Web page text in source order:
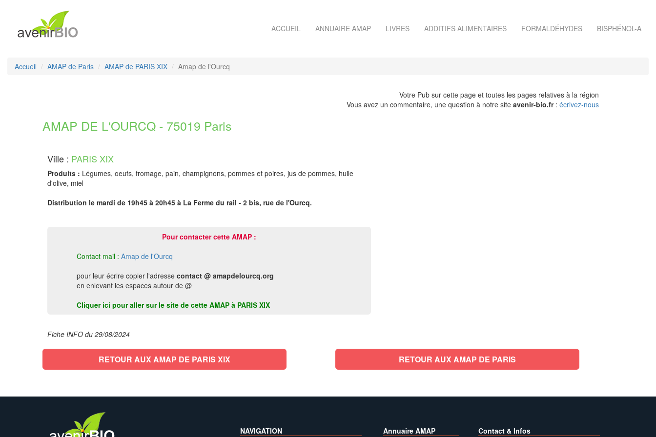
ACCUEIL ANNUAIRE AMAP LIVRES ADDITIFS ALIMENTAIRES FORMALDÉHYDES BISPHÉNOL-A
Accueil AMAP de Paris AMAP de PARIS XIX Amap de l'Ourcq
Votre Pub sur cette page et toutes les pages relatives à la région
Vous avez un commentaire, une question à notre site avenir-bio.fr: écrivez-nous
AMAP DE L'OURCQ - 75019 Paris
Ville : PARIS XIX
Produits : Légumes, oeufs, fromage, pain, champignons, pommes et poires, jus de pommes, huile
d'olive, miel
Distribution le mardi de 19h45 à 20h45 à La Ferme du rail - 2 bis, rue de l'Ourcq.
Pour contacter cette AMAP :
Contact mail : Amap de l'Ourcq
pour leur écrire copier l'adresse contact @ amapdelourcq.org
en enlevant les espaces autour de @
Cliquer ici pour aller sur le site de cette AMAP à PARIS XIX
Fiche INFO du 29/08/2024
RETOUR AUX AMAP DE PARIS XIX RETOUR AUX AMAP DE PARIS
NAVIGATION Annuaire AMAP Contact & Infos